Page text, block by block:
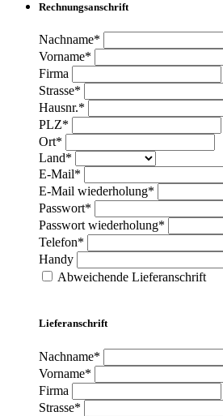
Rechnungsanschrift
Nachname*
Vorname*
Firma
Strasse*
Hausnr.*
PLZ*
Ort*
Land*
E-Mail*
E-Mail wiederholung*
Passwort*
Passwort wiederholung*
Telefon*
Handy
Abweichende Lieferanschrift
Lieferanschrift
Nachname*
Vorname*
Firma
Strasse*